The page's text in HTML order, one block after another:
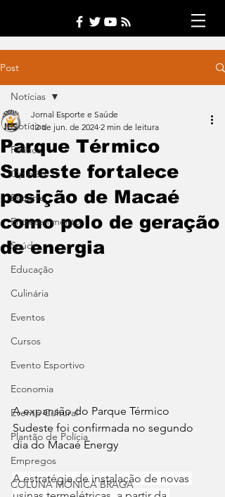
Post
Notícias
Política
Opinião
Esporte
Entretenimento
Saúde
Educação
Culinária
Eventos
Cursos
Evento Esportivo
Economia
Evento Cultural
Plantão de Polícia
Empregos
COLUNA MÔNICA BRAGA
Notícias
Parque Térmico
Sudeste fortalece
posição de Macaé
como polo de geração
de energia
Jornal Esporte e Saúde
12 de jun. de 2024 2 min de leitura
A expansão do Parque Térmico
Sudeste foi confirmada no segundo
dia do Macaé Energy
A estratégia de instalação de novas